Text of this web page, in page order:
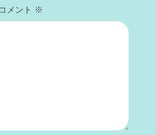
コメント ※